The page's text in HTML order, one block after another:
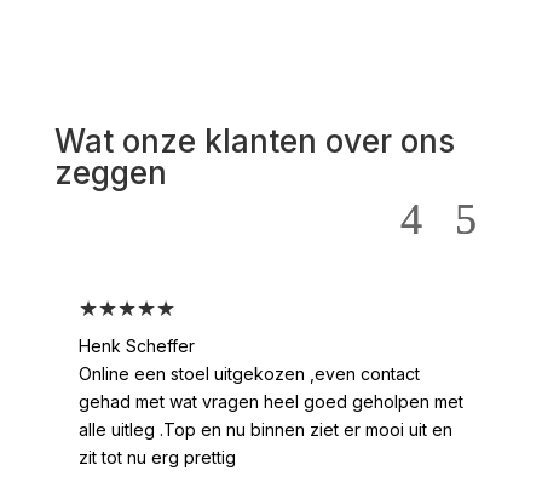
Wat onze klanten over ons
zeggen
★★★★★
Henk Scheffer
Online een stoel uitgekozen ,even contact
gehad met wat vragen heel goed geholpen met
alle uitleg .Top en nu binnen ziet er mooi uit en
zit tot nu erg prettig